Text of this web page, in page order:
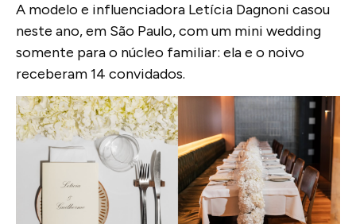
A modelo e influenciadora Letícia Dagnoni casou
neste ano, em São Paulo, com um mini wedding
somente para o núcleo familiar: ela e o noivo
receberam 14 convidados.